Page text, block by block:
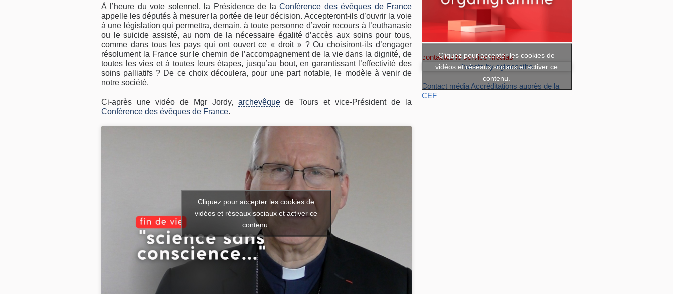
À l’heure du vote solennel, la Présidence de laConférence des évêques de France
appelle les députés à mesurer la portée de leur décision. Accepteront-ils d’ouvrir la voie
à une législation qui permettra, demain, à toute personne d’avoir recours à l’euthanasie
ou le suicide assisté, au nom de la nécessaire égalité d’accès aux soins pour tous,
comme dans tous les pays qui ont ouvert ce « droit » ? Ou choisiront-ils d’engager
résolument la France sur le chemin de l’accompagnement de la vie dans la dignité, de
toutes les vies et à toutes leurs étapes, jusqu’au bout, en garantissant l’effectivité des
soins palliatifs ? De ce choix découlera, pour une part notable, le modèle à venir de
notre société.
Ci-après une vidéo de Mgr Jordy, archevêquede Tours et vice-Président de la
Conférence des évêques de France.
Cliquez pour accepter les cookies de
vidéos et réseaux sociaux et activer ce
contenu.
contactez le service medias
Tweets by eglisecatho
Cliquez pour accepter les cookies de
vidéos et réseaux sociaux et activer ce
contenu.
Contact médiaAccréditations auprès de la
CEF